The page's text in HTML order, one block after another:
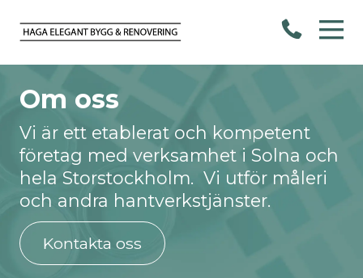
Om oss
Vi är ett etablerat och kompetent
företag med verksamhet i Solna och
hela Storstockholm. Vi utför måleri
och andra hantverkstjänster.
Kontakta oss